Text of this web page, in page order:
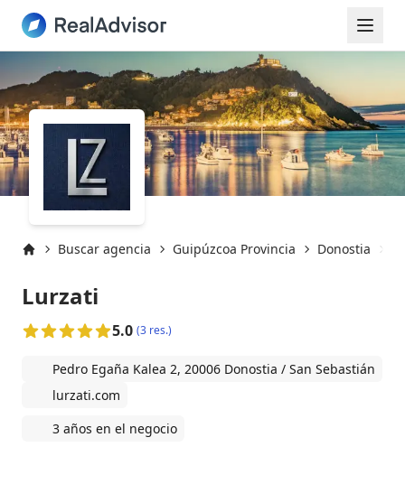
Buscar agencia Guipúzcoa Provincia Donostia
Lurzati
5.0 (3 res.)
Pedro Egaña Kalea 2, 20006 Donostia / San Sebastián
lurzati.com
3 años en el negocio